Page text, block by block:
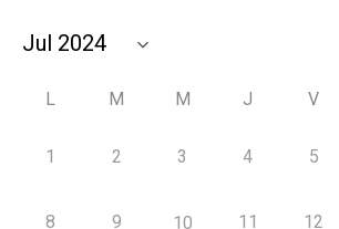
L M M J V
1 2 3 4 5
8 9 10 11 12